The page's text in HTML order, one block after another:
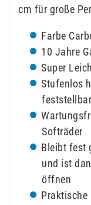
cm für große
Farbe
10 Jahre
Super
Stufenlos
Softräder
Bleibt fest
und ist
öffnen